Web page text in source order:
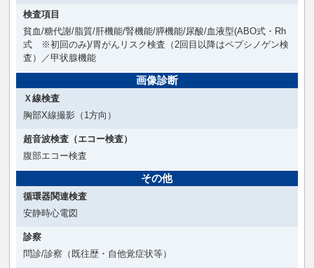
検査項目
貧血/糖代謝/脂質/肝機能/腎機能/膵機能/尿酸/血液型(ABO式・Rh
式 ※初回のみ)/胃がんリスク検査（2回目以降はペプシノゲン検
査）／甲状腺機能
画像診断
Ｘ線検査
胸部X線撮影（1方向）
超音波検査（エコー検査）
腹部エコー検査
その他
循環器関連検査
安静時心電図
診察
問診/診察（既往歴・自他覚症状等）